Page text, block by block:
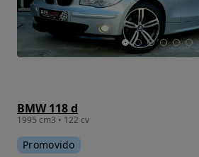
BMW 118 d
1995 cm3 • 122 cv
Promovido